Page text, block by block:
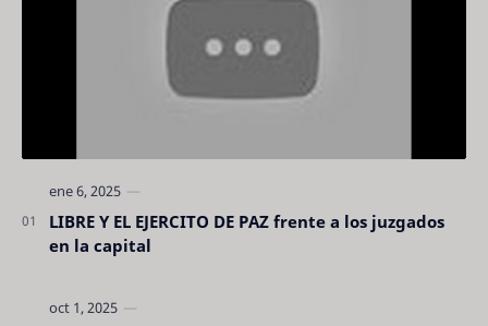
LIBRE Y EL EJERCITO DE PAZ frente a los juzgados
en la capital